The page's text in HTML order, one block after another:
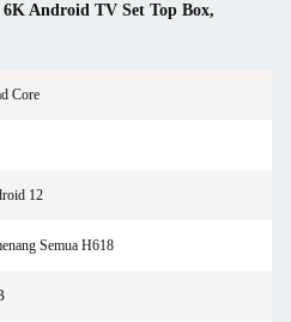
6K Android TV Set Top Box,
Core
12
Semua H618